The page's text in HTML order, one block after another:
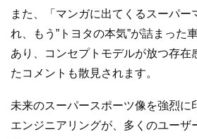
また、「マンガに出てくるスーパ
れ、もう”トヨタの本気”が詰まった
あり、コンセプトモデルが放つ存在
たコメントも散見されます。
未来のスーパースポーツ像を強烈に
エンジニアリングが、多くのユーザ